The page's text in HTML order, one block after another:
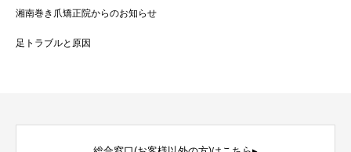
湘南巻き爪矯正院からのお知らせ
足トラブルと原因